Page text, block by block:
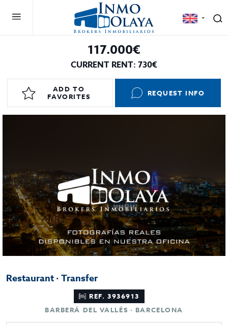
117.000€
CURRENT RENT: 730€
ADD TO
FAVORITES
REQUEST INFO
Restaurant · Transfer
REF. 3936913
BARBERÁ DEL VALLÉS · BARCELONA